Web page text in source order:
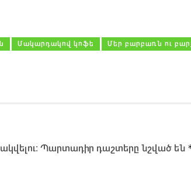
Մակարդակով կոֆե Մեր բարբառն ու
Պարտադիր դաշտերը նշված են